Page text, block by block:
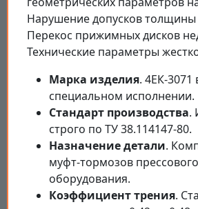
Нарушение допусков
Перекос прижимных дисков
Технические параметры
Марка изделия. 4ЕК-
специальном исполнении.
Стандарт производства.
строго по ТУ 38.114147-80.
Назначение детали.
муфт-тормозов прессового
оборудования.
Коэффициент трения.